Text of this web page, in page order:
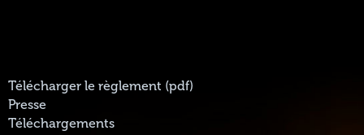
Télécharger le règlement (pdf)
Presse
Téléchargements